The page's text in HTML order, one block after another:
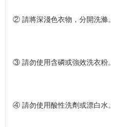
② 請將深淺色衣物，分開洗滌。
③ 請勿使用含磷或強效洗衣粉。
④ 請勿使用酸性洗劑或漂白水。